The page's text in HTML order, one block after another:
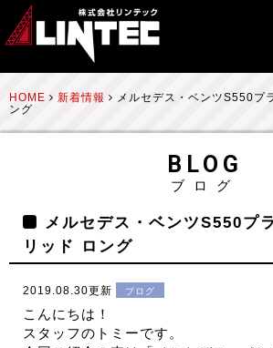
HOME 新着情報
メルセデス・ベンツS550プ
ング
BLOG
ブログ
メルセデス・ベンツS550プ
リッド ロング
2019.08.30更新 ブログ
こんにちは！
スタッフのトミーです。